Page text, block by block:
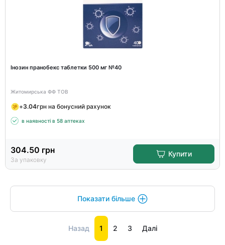
Інозин пранобекс таблетки 500 мг №40
Житомирська ФФ ТОВ
+3.04грн на бонусний рахунок
в наявності в 58 аптеках
304.50 грн
За упаковку
Купити
Показати більше
Назад 1 2 3 Далі